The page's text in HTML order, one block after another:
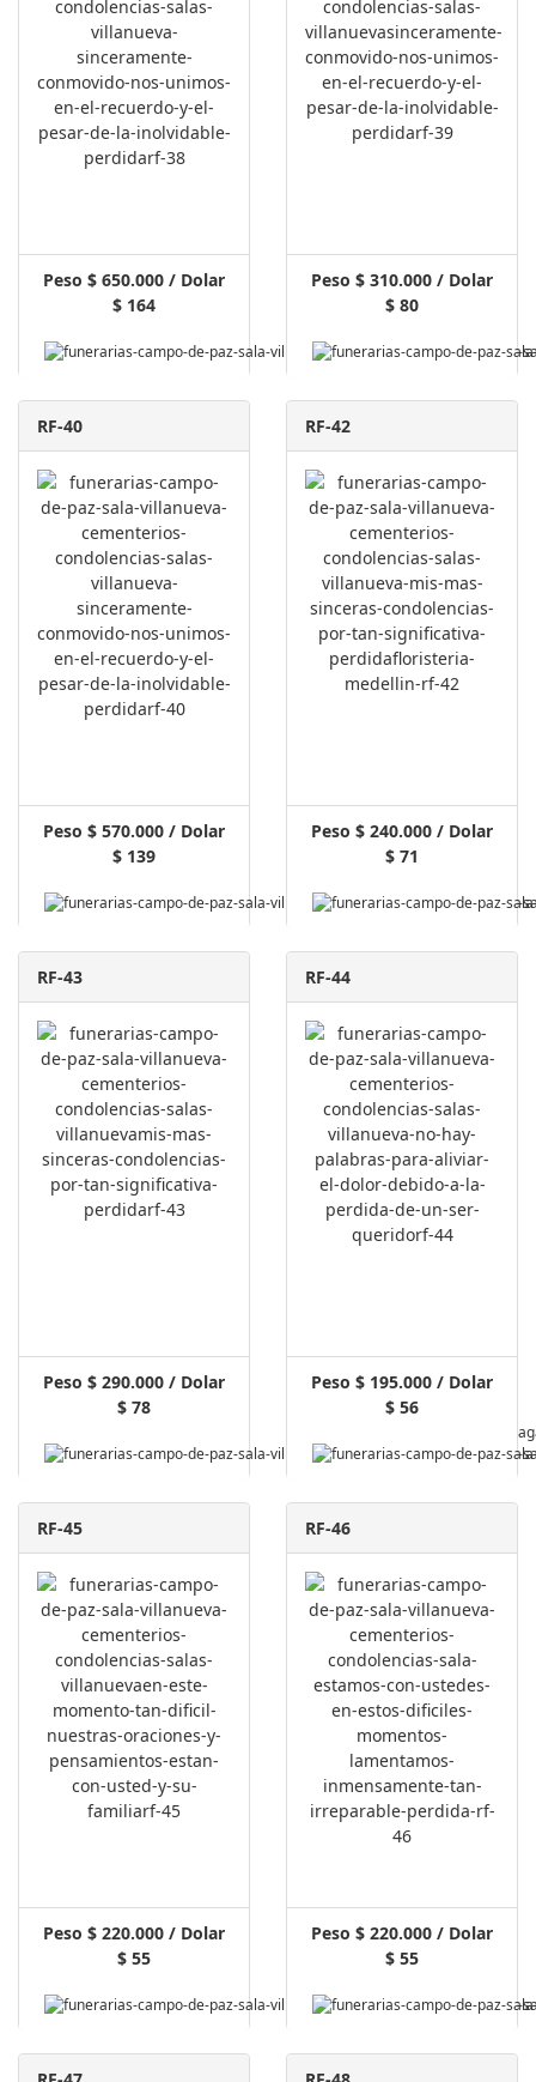
Peso $ 650.000 / Dolar
$ 164
Peso $ 310.000 / Dolar
$ 80
RF-40
Peso $ 570.000 / Dolar
$ 139
RF-42
Peso $ 240.000 / Dolar
$ 71
RF-43
Peso $ 290.000 / Dolar
$ 78
RF-44
Peso $ 195.000 / Dolar
$ 56
RF-45
Peso $ 220.000 / Dolar
$ 55
RF-46
Peso $ 220.000 / Dolar
$ 55